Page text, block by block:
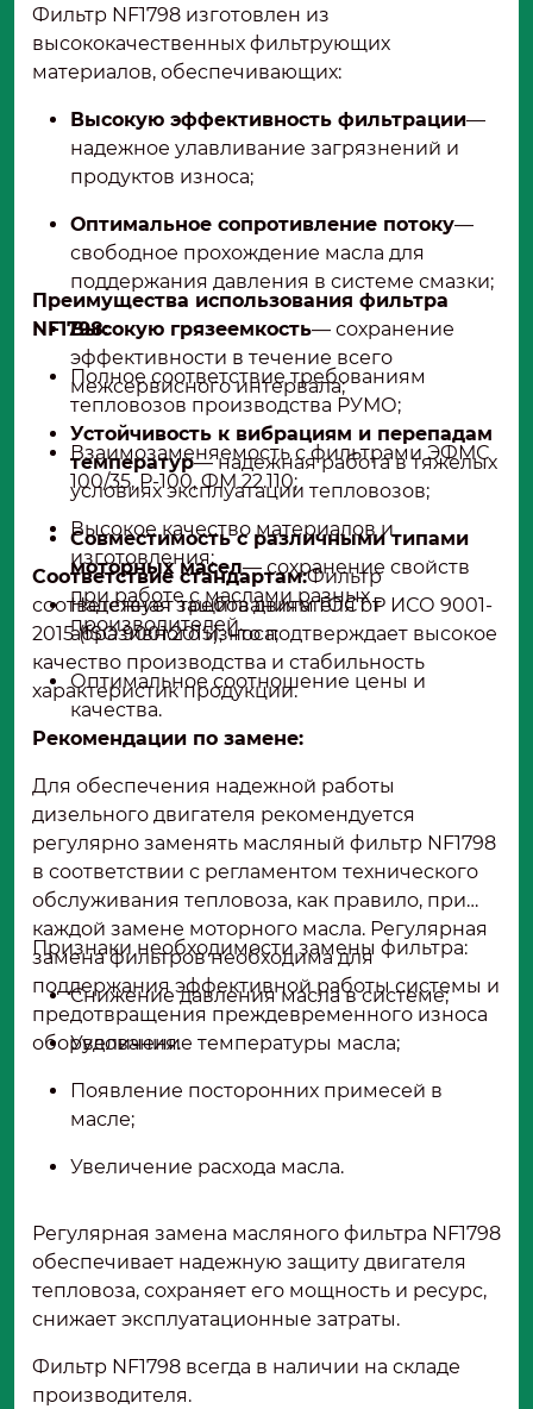
Фильтр NF1798 изготовлен из
высококачественных фильтрующих
материалов, обеспечивающих:
Высокую эффективность фильтрации—
надежное улавливание загрязнений и
продуктов износа;
Оптимальное сопротивление потоку—
свободное прохождение масла для
поддержания давления в системе смазки;
Высокую грязеемкость— сохранение
эффективности в течение всего
межсервисного интервала;
Устойчивость к вибрациям и перепадам
температур— надежная работа в тяжелых
условиях эксплуатации тепловозов;
Совместимость с различными типами
моторных масел— сохранение свойств
при работе с маслами разных
производителей.
Преимущества использования фильтра
NF1798:
Полное соответствие требованиям
тепловозов производства РУМО;
Взаимозаменяемость с фильтрами ЭФМС
100/35, Р-100, ФМ 22.110;
Высокое качество материалов и
изготовления;
Надежная защита двигателя от
абразивного износа;
Оптимальное соотношение цены и
качества.
Соответствие стандартам:Фильтр
соответствует требованиям ГОСТ Р ИСО 9001-
2015 (ISO 9001:2015), что подтверждает высокое
качество производства и стабильность
характеристик продукции.
Рекомендации по замене:
Для обеспечения надежной работы
дизельного двигателя рекомендуется
регулярно заменять масляный фильтр NF1798
в соответствии с регламентом технического
обслуживания тепловоза, как правило, при
каждой замене моторного масла. Регулярная
замена фильтров необходима для
поддержания эффективной работы системы и
предотвращения преждевременного износа
оборудования.
Признаки необходимости замены фильтра:
Снижение давления масла в системе;
Увеличение температуры масла;
Появление посторонних примесей в
масле;
Увеличение расхода масла.
Регулярная замена масляного фильтра NF1798
обеспечивает надежную защиту двигателя
тепловоза, сохраняет его мощность и ресурс,
снижает эксплуатационные затраты.
Фильтр NF1798 всегда в наличии на складе
производителя.